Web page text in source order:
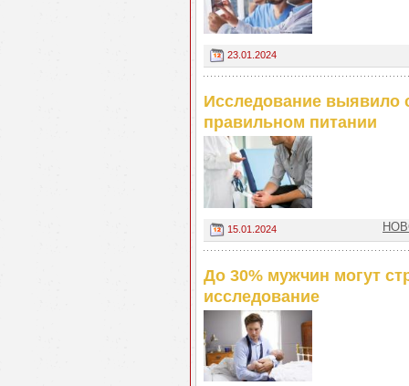
23.01.2024
Исследование выявило
правильном питании
15.01.2024
До 30% мужчин могут
исследование